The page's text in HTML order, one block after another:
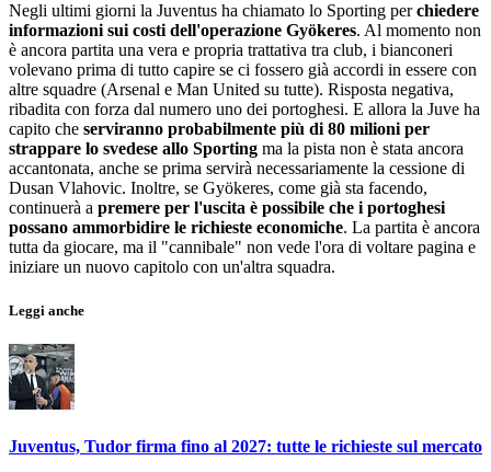
Negli ultimi giorni la Juventus ha chiamato lo Sporting perchiedere
informazioni sui costi dell'operazione Gyökeres. Al momento non
è ancora partita una vera e propria trattativa tra club, i bianconeri
volevano prima di tutto capire se ci fossero già accordi in essere con
altre squadre (Arsenal e Man United su tutte). Risposta negativa,
ribadita con forza dal numero uno dei portoghesi. E allora la Juve ha
capito che serviranno probabilmente più di 80 milioni per
strappare lo svedese allo Sporting ma la pista non è stata ancora
accantonata, anche se prima servirà necessariamente la cessione di
Dusan Vlahovic. Inoltre, se Gyökeres, come già sta facendo,
continuerà a premere per l'uscita è possibile che i portoghesi
possano ammorbidire le richieste economiche. La partita è ancora
tutta da giocare, ma il "cannibale" non vede l'ora di voltare pagina e
iniziare un nuovo capitolo con un'altra squadra.
Leggi anche
Juventus, Tudor firma fino al 2027: tutte le richieste sul mercato